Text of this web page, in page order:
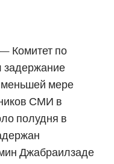
Комитет по
задержание
мере
СМИ в
полудня в
Джабраилзаде